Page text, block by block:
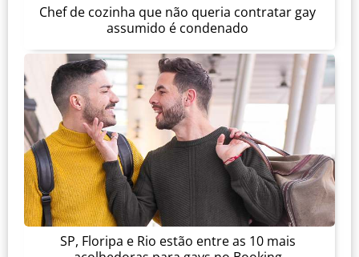
Chef de cozinha que não queria contratar gay
assumido é condenado
SP, Floripa e Rio estão entre as 10 mais